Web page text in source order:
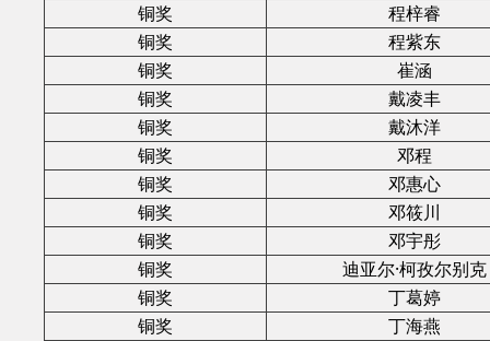
铜奖
程梓睿
铜奖
程紫东
铜奖
崔涵
铜奖
戴凌丰
铜奖
戴沐洋
铜奖
邓程
铜奖
邓惠心
铜奖
邓筱川
铜奖
邓宇彤
铜奖
迪亚尔·柯孜尔别克
铜奖
丁葛婷
铜奖
丁海燕